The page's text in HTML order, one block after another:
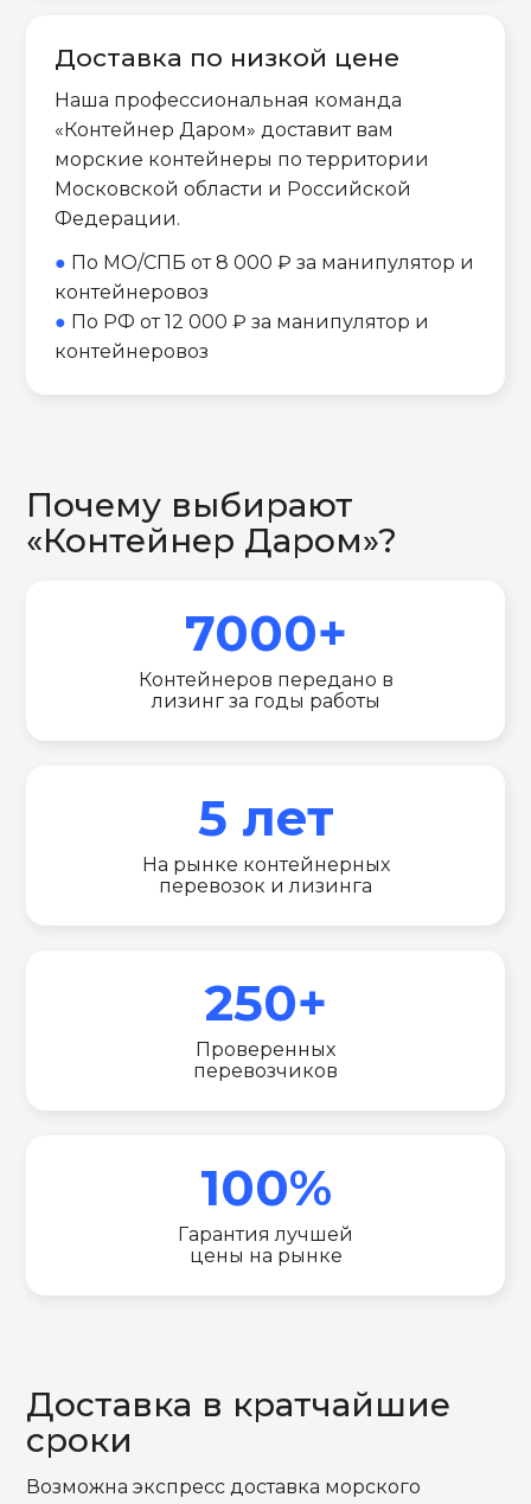
Доставка по низкой цене
Наша профессиональная команда
«Контейнер Даром» доставит вам
морские контейнеры по территории
Московской области и Российской
Федерации.
● По МО/СПБ от 8 000 ₽ за манипулятор и
контейнеровоз
● По РФ от 12 000 ₽ за манипулятор и
контейнеровоз
Почему выбирают
«Контейнер Даром»?
7000+
Контейнеров передано в
лизинг за годы работы
5 лет
На рынке контейнерных
перевозок и лизинга
250+
Проверенных
перевозчиков
100%
Гарантия лучшей
цены на рынке
Доставка в кратчайшие
сроки
Возможна экспресс доставка морского